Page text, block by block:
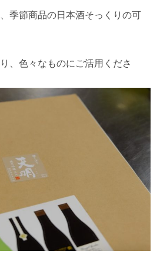
季節商品の日本酒そっくりの可
、色々なものにご活用くださ